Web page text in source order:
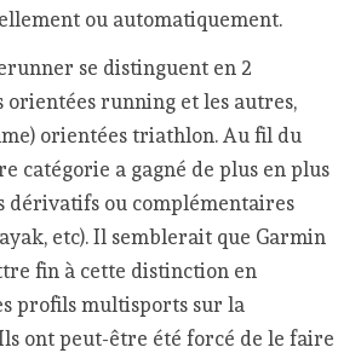
ou automatiquement.
se distinguent en 2
orientées running et les autres,
orientées triathlon. Au fil du
catégorie a gagné de plus en plus
dérivatifs ou complémentaires
etc). Il semblerait que Garmin
fin à cette distinction en
profils multisports sur la
ont peut-être été forcé de le faire